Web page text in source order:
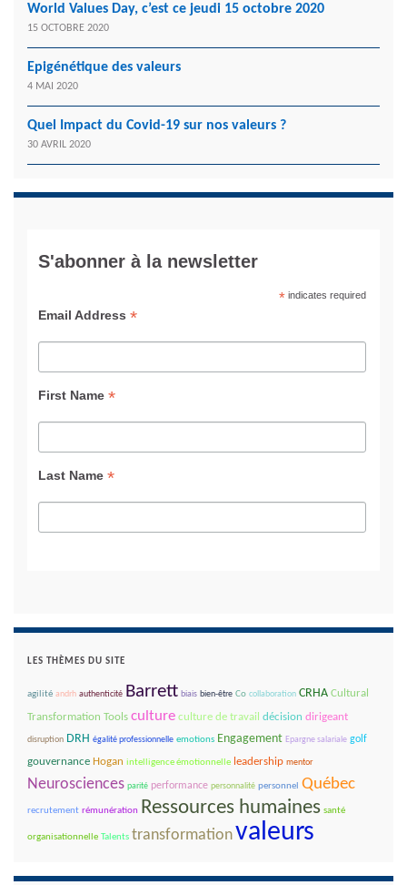
World Values Day, c’est ce jeudi 15 octobre 2020
15 OCTOBRE 2020
Epigénétique des valeurs
4 MAI 2020
Quel Impact du Covid-19 sur nos valeurs ?
30 AVRIL 2020
S'abonner à la newsletter
*indicates required
Email Address *
First Name *
Last Name *
LES THÈMES DU SITE
agilité andrh authenticité Barrett biais bien-être Co collaboration CRHA Cultural
Transformation Tools culture culture de travail décision dirigeant
disruption DRH égalité professionnelle emotions Engagement Epargne salariale golf
gouvernance Hogan intelligence émotionnelle leadership mentor
Neurosciences parité performance personnalité personnel Québec
recrutement rémunération Ressources humaines santé
organisationnelle Talents transformationvaleurs